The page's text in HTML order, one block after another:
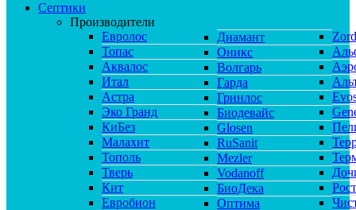
Септики
Производители
Евролос
Топас
Аквалос
Итал
Астра
Эко Гранд
КиБез
Малахит
Тополь
Тверь
Кит
Евробион
Диамант
Оникс
Волгарь
Гарда
Гринлос
Биодевайс
Glosen
RuSanit
Mezler
Vodanoff
БиоДека
Оптима